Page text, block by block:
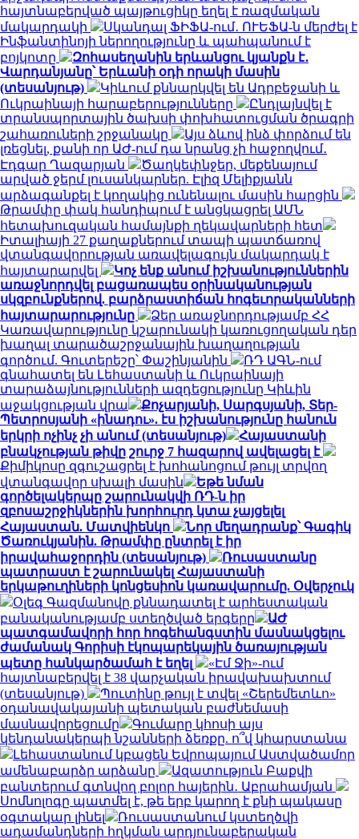
հայտնաբերված պայթուցիկը եղել է ռազմական
մակարդակի
Սկանդալ ՖԻՖԱ-ում․ ՈՒԵՖԱ-ն մերժել է
Ինֆանտինոյի ներողությունը և պահպանում է
բոյկոտը
Զոհասեղանին երևանցու կյանքն է․
Վարդանյանը՝ Երևանի օդի որակի մասին
(տեսանյութ)
Կիևում քննարկվել են Ադրբեջանի և
Ուկրաինայի հարաբերությունները
Ընդլայնվել է
տրանսպորտային ծախսի փոխհատուցման ծրագրի
շահառուների շրջանակը
Այս ձևով ինձ փորձում են
լռեցնել, քանի որ ԱԺ-ում դա նրանց չի հաջողվում․
Էդգար Ղազարյան
Ծաղկեփնջեր, մեքենայում
արված ջերմ լուսանկարներ. Էլիզ Մելիքյանն
արձագանքել է կողակից ունենալու մասին հարցին
Թրամփը փակ հանդիպում է անցկացրել ԱՄՆ
հետախուզական համայնքի ղեկավարների հետ
Իտալիայի 27 քաղաքներում տապի պատճառով
վտանգավորության առավելագույն մակարդակ է
հայտարարվել
Կոչ ենք անում իշխանություններին
առաջնորդվել բացառապես օրինականության
սկզբունքներով. բարձրաստիճան հոգեւորականների
հայտարարությունը
Ձեր առաջնորդությամբ ՀՀ
Կառավարությունը կշարունակի կառուցողական դեր
խաղալ տարածաշրջանային խաղաղության
գործում. Գուտերեշը՝ Փաշինյանին
ՌԴ ԱԳՆ-ում
գնահատել են Լեհաստանի և Ուկրաինայի
տարաձայնությունների ազդեցությունը Կիևին
աջակցության վրա
Քոչարյանի, Սարգսյանի, Տեր-
Պետրոսյանի «ինադու». էս իշխանությունը հանուն
երկրի ոչինչ չի անում (տեսանյութ)
Հայաստանի
բնակչության թիվը շուրջ 7 հազարով ավելացել է
Քիմիկոսը զգուշացրել է խոհանոցում թույլ տրվող
վտանգավոր սխալի մասին
Եթե նման
գործելակերպը շարունակվի ՌԴ-ն իր
զբոսաշրջիկներին խորհուրդ կտա չայցելել
Հայաստան. Մատվիենկո
Նոր մեղադրանք՝ Գագիկ
Ծառուկյանին. Թրամփը ընտրել է իր
իրավահաջորդին (տեսանյութ)
Ռուսաստանը
պատրաստ է շարունակել Հայաստանի
երկաթուղիների կոնցեսիոն կառավարումը. Օվերչուկ
Օլեգ Գազմանովը քննադատել է արհեստական
բանականությամբ ստեղծված երգերը
ԱԺ
պատգամավորի հոր հոգեհանգստին մասնակցելու
ժամանակ Գորիսի էկոպարեկային ծառայության
պետը հանկարծամահ է եղել
«Էմ Ջի»-ում
հայտնաբերվել է 38 վարչական իրավախախտում
(տեսանյութ)
Պուտինը թույլ է տվել «Շերեմետևո»
օդանավակայանի պետական բաժնեմասի
մասնավորեցումը
Գումարը կհոսի այս
կենդանակերպի նշանների ձեռքը. ո՞վ կհարստանա
Լեհաստանում կբացեն Եվրոպայում Աստվածամոր
ամենաբարձր արձանը
Ազատություն Բաքվի
բանտերում գտնվող բոլոր հայերին․ Աբրահամյան
Սոմնոլոգը պատմել է, թե երբ կարող է քնի պակասը
օգտակար լինել
Ռուսաստանում կստեղծվի
ադամանդների հղկման արդյունաբերական